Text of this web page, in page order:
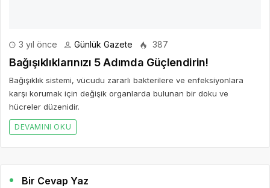
3 yıl önce Günlük Gazete 387
Bağışıklıklarınızı 5 Adımda Güçlendirin!
Bağışıklık sistemi, vücudu zararlı bakterilere ve enfeksiyonlara
karşı korumak için değişik organlarda bulunan bir doku ve
hücreler düzenidir.
DEVAMINI OKU
Bir Cevap Yaz